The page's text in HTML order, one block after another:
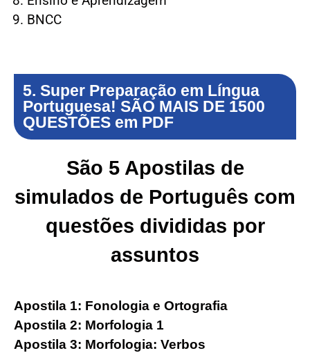
BNCC
5. Super Preparação em Língua
Portuguesa! SÃO MAIS DE 1500
QUESTÕES em PDF
São 5 Apostilas de
simulados de Português com
questões divididas por
assuntos
Apostila 1: Fonologia e Ortografia
Apostila 2: Morfologia 1
Apostila 3: Morfologia: Verbos